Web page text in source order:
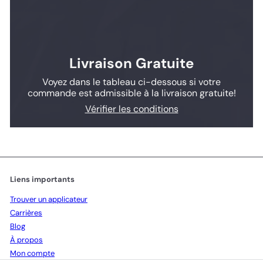
Livraison Gratuite
Voyez dans le tableau ci-dessous si votre
commande est admissible à la livraison gratuite!
Vérifier les conditions
Liens importants
Trouver un applicateur
Carrières
Blog
À propos
Mon compte